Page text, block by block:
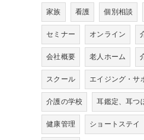
家族
看護 個別相談
セミナー
オンライン
会社概要
老人ホーム
スクール
エイジング・サ
介護の学校
耳鑑定、耳つ
健康管理
ショートステイ